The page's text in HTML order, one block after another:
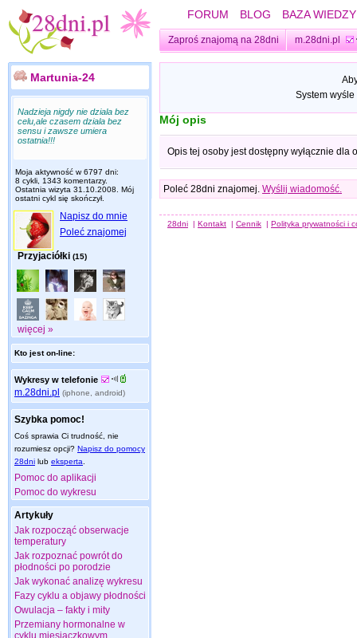
FORUM BLOG BAZA WIEDZY
Zaproś znajomą na 28dni m.28dni.pl
Martunia-24
Nadzieja nigdy nie dziala bez
celu,ale czasem dziala bez
sensu i zawsze umiera
ostatnia!!!
Moja aktywność w 6797 dni:
8 cykli, 1343 komentarzy.
Ostatnia wizyta 31.10.2008 . Mój
ostatni cykl się skończył.
Napisz do mnie
Poleć znajomej
Przyjaciółki (15)
więcej »
Kto jest on-line:
Wykresy w telefonie
m.28dni.pl (iphone, android)
Szybka pomoc!
Coś sprawia Ci trudność, nie
rozumiesz opcji? Napisz do pomocy
28dni lub eksperta
Pomoc do aplikacji
Pomoc do wykresu
Artykuły
Jak rozpocząć obserwacje
temperatury
Jak rozpoznać powrót do
płodności po porodzie
Jak wykonać analizę wykresu
Fazy cyklu a objawy płodności
Owulacja – fakty i mity
Przemiany hormonalne w
cyklu miesiączkowym
System
Mój opis
Opis tej osoby jest dostępny wyłącznie dla
Poleć 28dni znajomej. Wyślij wiadomość.
28dni | Kontakt | Cennik | Polityka prywatności i